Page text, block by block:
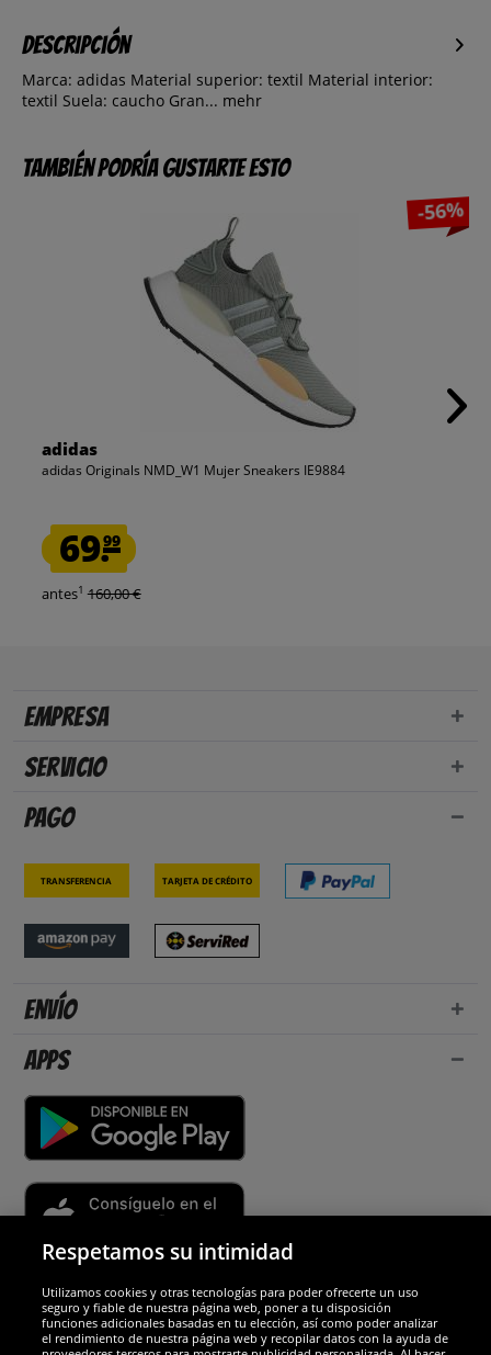
Descripción
Marca: adidas Material superior: textil Material interior:
textil Suela: caucho Gran... mehr
También podría gustarte esto
-56%
adidas
adidas Originals NMD_W1 Mujer Sneakers IE9884
69.99
antes1 160,00 €
Empresa
Servicio
Pago
Transferencia Tarjeta de crédito
Envío
Apps
Socios y seguridad
Respetamos su intimidad
Utilizamos cookies y otras tecnologías para poder ofrecerte un uso
seguro y fiable de nuestra página web, poner a tu disposición
funciones adicionales basadas en tu elección, así como poder analizar
el rendimiento de nuestra página web y recopilar datos con la ayuda de